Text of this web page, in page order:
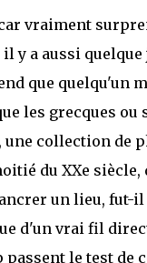
vraiment
y a aussi
que quelqu'un
les grecques
une collection de
du XXe
un lieu, fut-
d'un vrai fil
le test de